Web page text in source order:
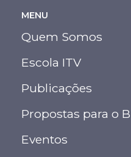
MENU
Quem Somos
Escola ITV
Publicações
Propostas para o
Eventos